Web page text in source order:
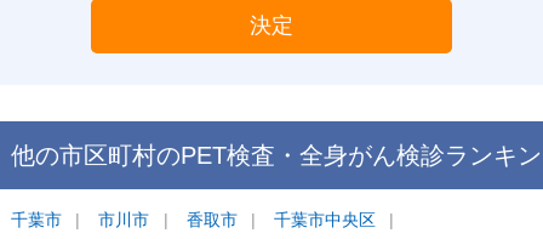
決定
他の市区町村のPET検査・全身がん検診ランキン
グ
千葉市 市川市 香取市 千葉市中央区